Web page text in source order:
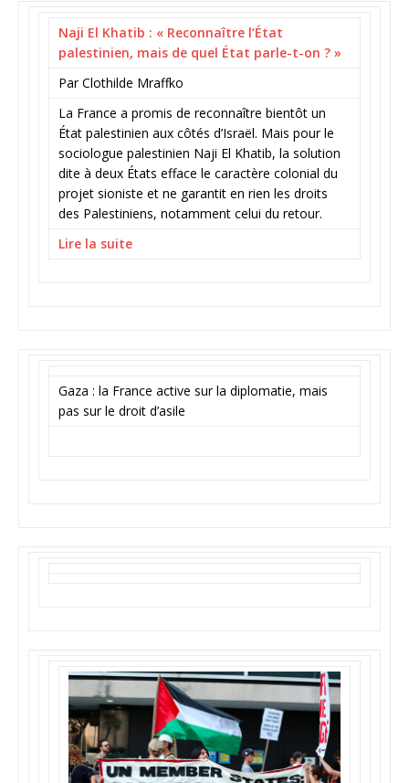
Naji El Khatib : « Reconnaître l’État
palestinien, mais de quel État parle-t-on ? »
Par Clothilde Mraffko
La France a promis de reconnaître bientôt un
État palestinien aux côtés d’Israël. Mais pour le
sociologue palestinien Naji El Khatib, la solution
dite à deux États efface le caractère colonial du
projet sioniste et ne garantit en rien les droits
des Palestiniens, notamment celui du retour.
Lire la suite
Gaza : la France active sur la diplomatie, mais
pas sur le droit d’asile